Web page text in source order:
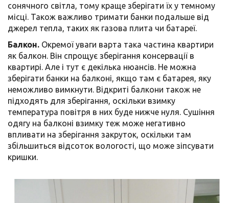
сонячного світла, тому краще зберігати їх у темному
місці. Також важливо тримати банки подальше від
джерел тепла, таких як газова плита чи батареї.
Балкон. Окремої уваги варта така частина квартири
як балкон. Він спрощує зберігання консервації в
квартирі. Але і тут є декілька нюансів. Не можна
зберігати банки на балконі, якщо там є батарея, яку
неможливо вимкнути. Відкриті балкони також не
підходять для зберігання, оскільки взимку
температура повітря в них буде нижче нуля. Сушіння
одягу на балконі взимку теж може негативно
впливати на зберігання закруток, оскільки там
збільшиться відсоток вологості, що може зіпсувати
кришки.